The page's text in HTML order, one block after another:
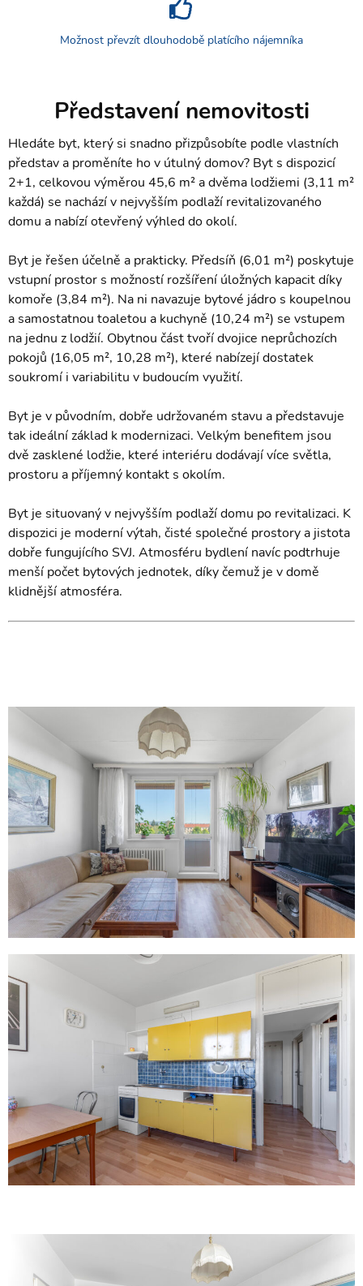
Možnost převzít dlouhodobě platícího nájemníka
Představení nemovitosti
Hledáte byt, který si snadno přizpůsobíte podle vlastních
představ a proměníte ho v útulný domov? Byt s dispozicí
2+1, celkovou výměrou 45,6 m² a dvěma lodžiemi (3,11 m²
každá) se nachází v nejvyšším podlaží revitalizovaného
domu a nabízí otevřený výhled do okolí.
Byt je řešen účelně a prakticky. Předsíň (6,01 m²) poskytuje
vstupní prostor s možností rozšíření úložných kapacit díky
komoře (3,84 m²). Na ni navazuje bytové jádro s koupelnou
a samostatnou toaletou a kuchyně (10,24 m²) se vstupem
na jednu z lodžií. Obytnou část tvoří dvojice neprůchozích
pokojů (16,05 m², 10,28 m²), které nabízejí dostatek
soukromí i variabilitu v budoucím využití.
Byt je v původním, dobře udržovaném stavu a představuje
tak ideální základ k modernizaci. Velkým benefitem jsou
dvě zasklené lodžie, které interiéru dodávají více světla,
prostoru a příjemný kontakt s okolím.
Byt je situovaný v nejvyšším podlaží domu po revitalizaci. K
dispozici je moderní výtah, čisté společné prostory a jistota
dobře fungujícího SVJ. Atmosféru bydlení navíc podtrhuje
menší počet bytových jednotek, díky čemuž je v domě
klidnější atmosféra.